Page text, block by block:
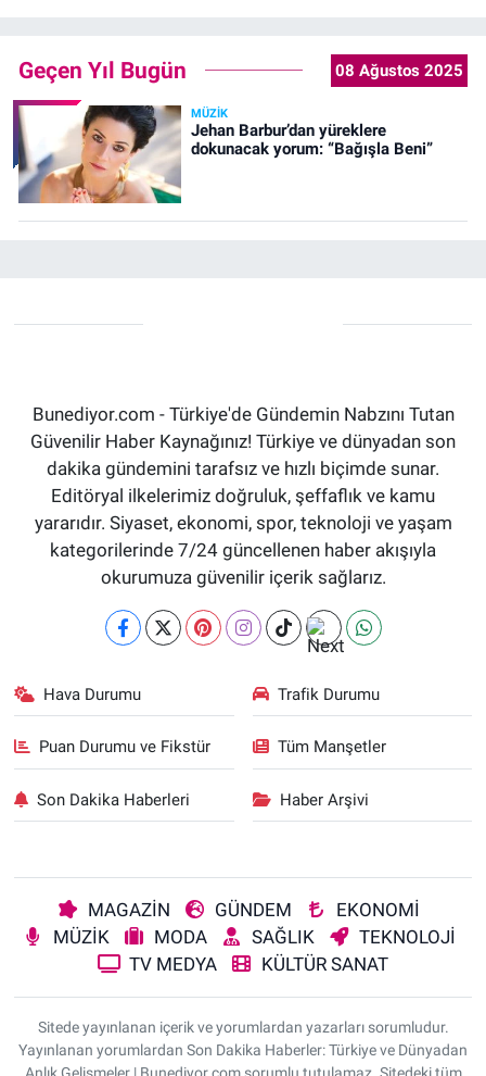
Geçen Yıl Bugün 08 Ağustos 2025
MÜZIK
Jehan Barbur’dan yüreklere
dokunacak yorum: “Bağışla Beni”
Bunediyor.com - Türkiye'de Gündemin Nabzını Tutan
Güvenilir Haber Kaynağınız! Türkiye ve dünyadan son
dakika gündemini tarafsız ve hızlı biçimde sunar.
Editöryal ilkelerimiz doğruluk, şeffaflık ve kamu
yararıdır. Siyaset, ekonomi, spor, teknoloji ve yaşam
kategorilerinde 7/24 güncellenen haber akışıyla
okurumuza güvenilir içerik sağlarız.
Hava Durumu Trafik Durumu
Puan Durumu ve Fikstür Tüm Manşetler
Son Dakika Haberleri Haber Arşivi
MAGAZİN GÜNDEM
EKONOMİ
MÜZİK
MODA SAĞLIK
TEKNOLOJİ
TV MEDYA
KÜLTÜR SANAT
Sitede yayınlanan içerik ve yorumlardan yazarları sorumludur.
Yayınlanan yorumlardan Son Dakika Haberler: Türkiye ve Dünyadan